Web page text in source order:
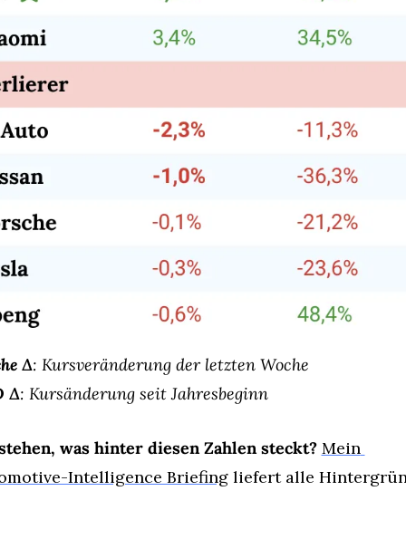
Δ: Kursveränderung der letzten Woche
Δ: Kursänderung seit Jahresbeginn
was hinter diesen Zahlen steckt? Mein
Intelligence Briefing liefert alle